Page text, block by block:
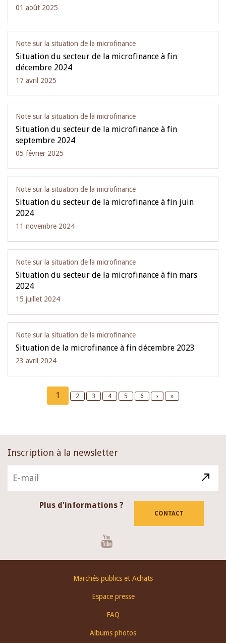
01 août 2025
Note sur la situation de la microfinance
Situation du secteur de la microfinance à fin
décembre 2024
17 avril 2025
Note sur la situation de la microfinance
Situation du secteur de la microfinance à fin
septembre 2024
05 février 2025
Note sur la situation de la microfinance
Situation du secteur de la microfinance à fin juin
2024
11 novembre 2024
Note sur la situation de la microfinance
Situation du secteur de la microfinance à fin mars
2024
15 juillet 2024
Note sur la situation de la microfinance
Situation de la microfinance à fin décembre 2023
23 avril 2024
Current
page
1 Page
2 Page
3 Page
4 Page
5 Page
6
Next
›
Last
»
Inscription à la newsletter
Plus d'informations ?
CONTACT
Marchés publics et Achats
Espace presse
FAQ
Albums photos